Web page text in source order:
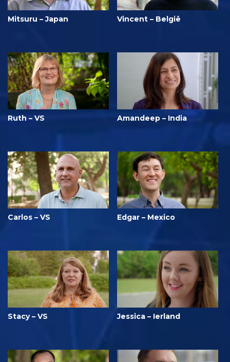
Mitsuru – Japan Vincent – België
Ruth – VS Amandeep – India
Carlos – VS Edgar – Mexico
Stacy – VS Jessica – Ierland